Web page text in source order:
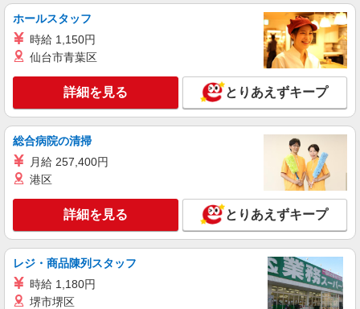
詳細を見る
派遣社員
株式会社kotrio /●TC-H-1883023
新小平駅≫稼げる◎シニアマンション
STAFF！日勤のみ/夜勤可
時給1600円〜2250円 ＜日払い有/週払い有/交
詳細を見る
株式会社kotrio /●SW-S-2078035
≪新小平駅≫週3勤務〜！プライベートを大切
時給1550円〜2312円 ＜交通費全支給(ガソリ
ホールスタッフ
時給 1,150円
仙台市青葉区
詳細を見る とりあえずキープ
総合病院の清掃
月給 257,400円
港区
詳細を見る とりあえずキープ
レジ・商品陳列スタッフ
時給 1,180円
堺市堺区